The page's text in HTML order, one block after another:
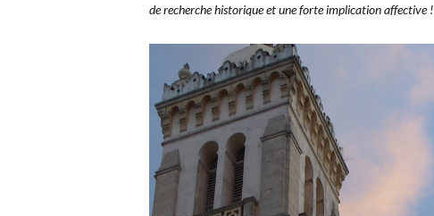
de recherche historique et une forte implication affective !